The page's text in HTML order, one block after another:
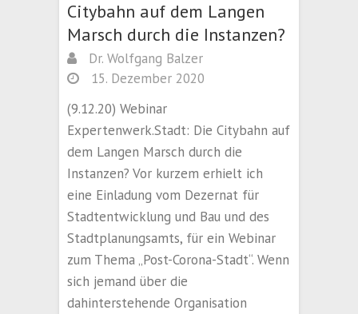
Citybahn auf dem Langen
Marsch durch die Instanzen?
Dr. Wolfgang Balzer
15. Dezember 2020
(9.12.20) Webinar
Expertenwerk.Stadt: Die Citybahn auf
dem Langen Marsch durch die
Instanzen? Vor kurzem erhielt ich
eine Einladung vom Dezernat für
Stadtentwicklung und Bau und des
Stadtplanungsamts, für ein Webinar
zum Thema „Post-Corona-Stadt“. Wenn
sich jemand über die
dahinterstehende Organisation